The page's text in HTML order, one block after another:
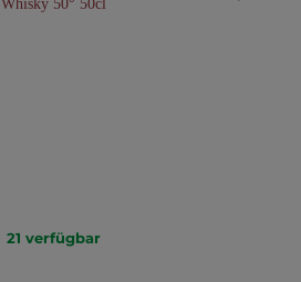
21 verfügbar